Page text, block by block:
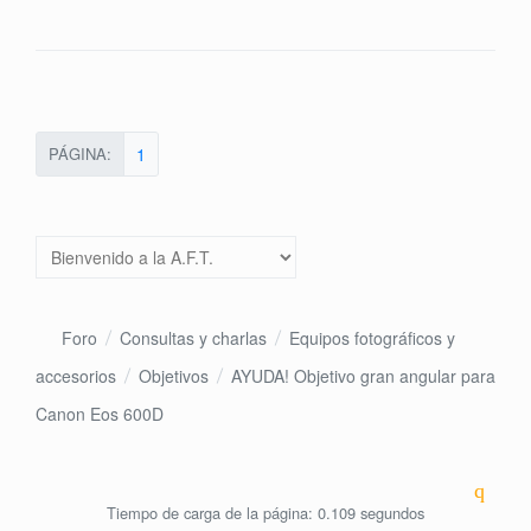
PÁGINA: 1
Foro Consultas y charlas
Equipos fotográficos y
accesorios
Objetivos
AYUDA! Objetivo gran angular para
Canon Eos 600D
Tiempo de carga de la página: 0.109 segundos